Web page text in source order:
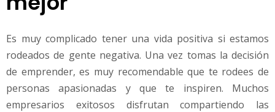
Es muy complicado tener una vida positiva si estamos
rodeados de gente negativa. Una vez tomas la decisión
de emprender, es muy recomendable que te rodees de
personas apasionadas y que te inspiren. Muchos
empresarios exitosos disfrutan compartiendo las